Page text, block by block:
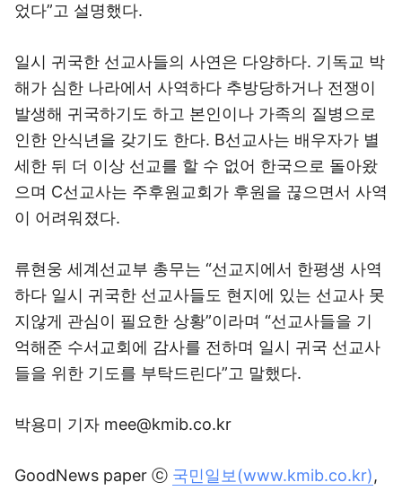
었다”고 설명했다.
일시 귀국한 선교사들의 사연은 다양하다. 기독교 박
해가 심한 나라에서 사역하다 추방당하거나 전쟁이
발생해 귀국하기도 하고 본인이나 가족의 질병으로
인한 안식년을 갖기도 한다. B선교사는 배우자가 별
세한 뒤 더 이상 선교를 할 수 없어 한국으로 돌아왔
으며 C선교사는 주후원교회가 후원을 끊으면서 사역
이 어려워졌다.
류현웅 세계선교부 총무는 “선교지에서 한평생 사역
하다 일시 귀국한 선교사들도 현지에 있는 선교사 못
지않게 관심이 필요한 상황”이라며 “선교사들을 기
억해준 수서교회에 감사를 전하며 일시 귀국 선교사
들을 위한 기도를 부탁드린다”고 말했다.
박용미 기자 mee@kmib.co.kr
GoodNews paper ⓒ 국민일보(www.kmib.co.kr),